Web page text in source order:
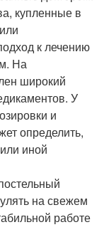
купленные в
к лечению
На
широкий
У
и
определить,
иной
на свежем
работе